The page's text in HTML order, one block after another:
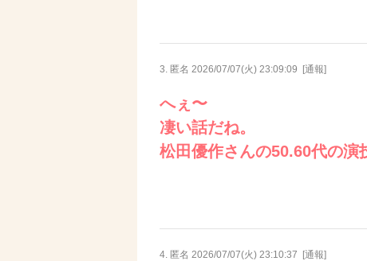
3. 匿名 2026/07/07(火) 23:09:09 [通報]
へぇ〜
凄い話だね。
松田優作さんの50.60代の演
4. 匿名 2026/07/07(火) 23:10:37 [通報]